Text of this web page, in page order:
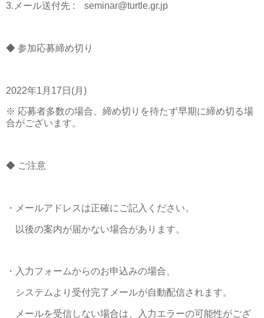
3.メール送付先 : seminar@turtle.gr.jp
◆ 参加応募締め切り
2022年1月17日(月)
※ 応募者多数の場合、締め切りを待たず早期に締め切る場
合がございます。
◆ ご注意
・メールアドレスは正確にご記入ください。
以後の案内が届かない場合があります。
・入力フォームからのお申込みの場合、
システムより受付完了メールが自動配信されます。
メールを受信しない場合は、入力エラーの可能性がござ